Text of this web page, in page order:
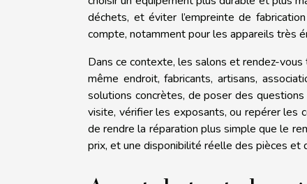
déchets, et éviter l’empreinte de
compte, notamment pour les appareils très
Dans ce contexte, les salons et rendez-
même endroit, fabricants, artisans,
solutions concrètes, de poser des
visite, vérifier les exposants, ou repérer les
de rendre la réparation plus simple que le
prix, et une disponibilité réelle des pièces et